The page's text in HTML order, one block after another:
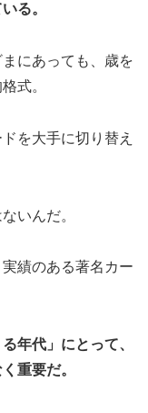
る。
にあっても、歳を
式。
を大手に切り替え
いんだ。
績のある著名カー
年代」にとって、
重要だ。